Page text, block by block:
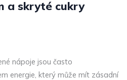
a skryté cukry
nápoje jsou často
energie, který může mít zásadní